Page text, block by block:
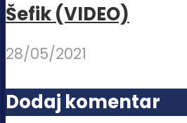
Šefik (VIDEO)
28/05/2021
Dodaj komentar